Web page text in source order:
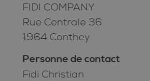
FIDI COMPANY
Rue Centrale 36
1964 Conthey
Personne de contact
Fidi Christian